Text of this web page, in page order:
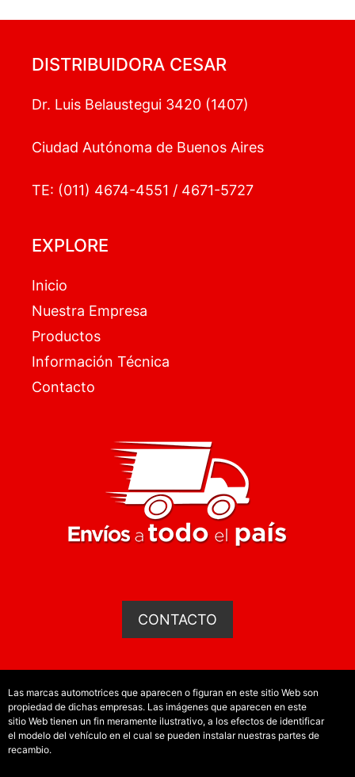
DISTRIBUIDORA CESAR
Dr. Luis Belaustegui 3420 (1407)
Ciudad Autónoma de Buenos Aires
TE: (011) 4674-4551 / 4671-5727
EXPLORE
Inicio
Nuestra Empresa
Productos
Información Técnica
Contacto
CONTACTO
Las marcas automotrices que aparecen o figuran en este sitio Web son
propiedad de dichas empresas. Las imágenes que aparecen en este
sitio Web tienen un fin meramente ilustrativo, a los efectos de identificar
el modelo del vehículo en el cual se pueden instalar nuestras partes de
recambio.